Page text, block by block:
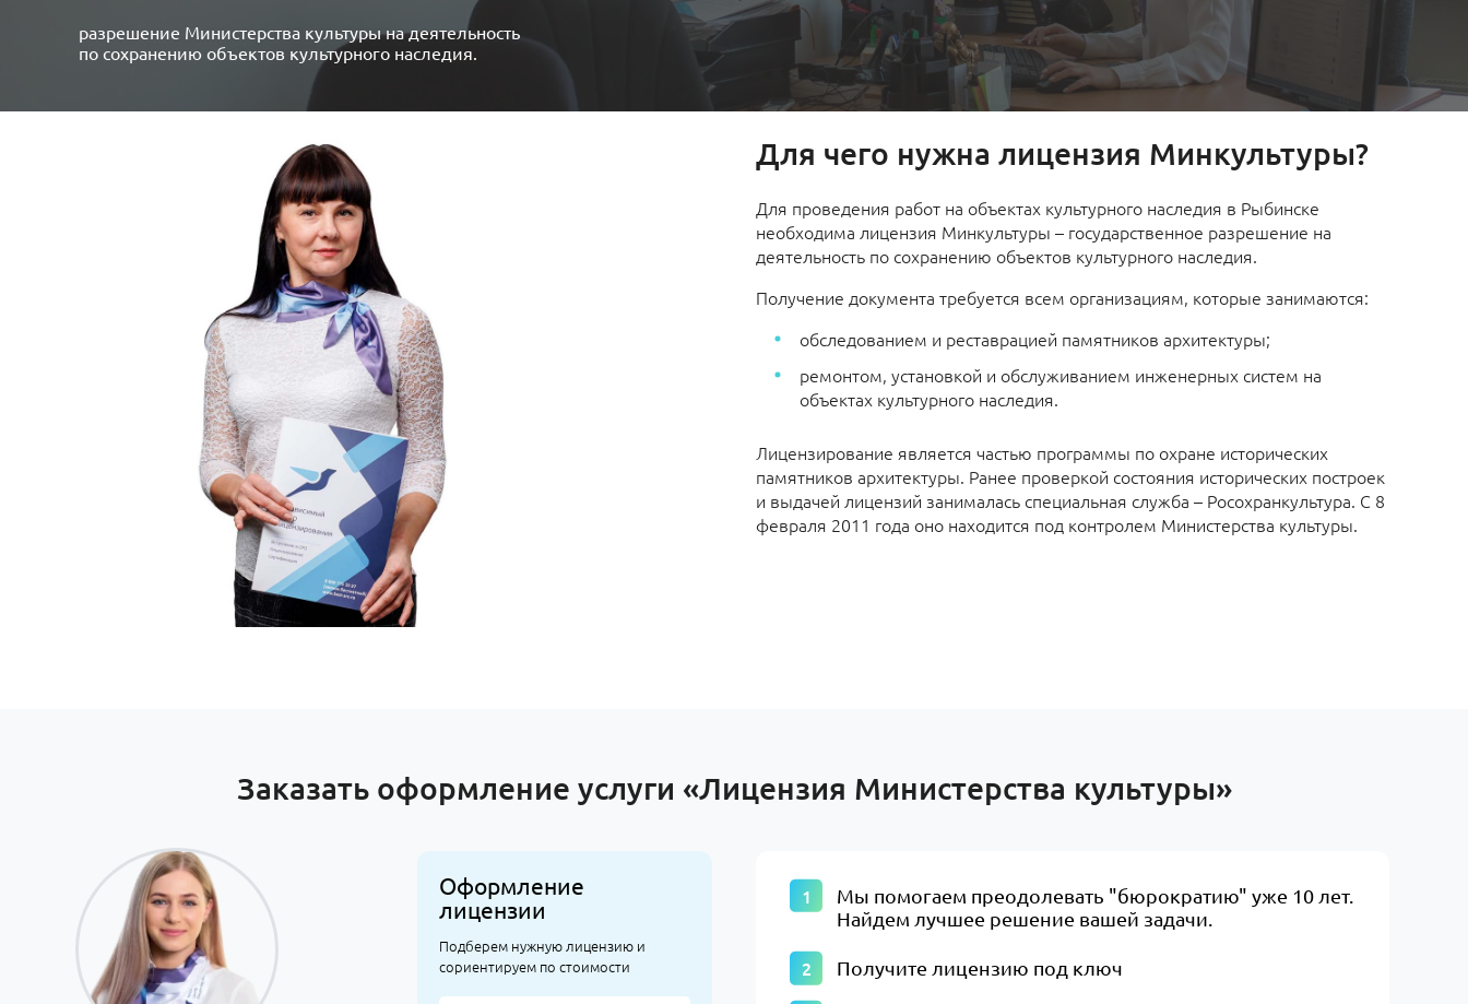
разрешение Министерства культуры на деятельность
по сохранению объектов культурного наследия.
Для чего нужна лицензия Минкультуры?
Для проведения работ на объектах культурного наследия в Рыбинске
необходима лицензия Минкультуры – государственное разрешение на
деятельность по сохранению объектов культурного наследия.
Получение документа требуется всем организациям, которые занимаются:
обследованием и реставрацией памятников архитектуры;
ремонтом, установкой и обслуживанием инженерных систем на
объектах культурного наследия.
Лицензирование является частью программы по охране исторических
памятников архитектуры. Ранее проверкой состояния исторических построек
и выдачей лицензий занималась специальная служба – Росохранкультура. С 8
февраля 2011 года оно находится под контролем Министерства культуры.
Заказать оформление услуги «Лицензия Министерства культуры»
Оформление
лицензии
Подберем нужную лицензию и
сориентируем по стоимости
​Мы помогаем преодолевать "бюрократию" уже 10 лет.
Найдем лучшее решение вашей задачи.​
Получите лицензию под ключ